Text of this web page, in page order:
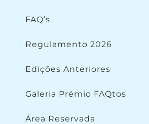
FAQ’s
Regulamento 2026
Edições Anteriores
Galeria Prémio FAQtos
Área Reservada